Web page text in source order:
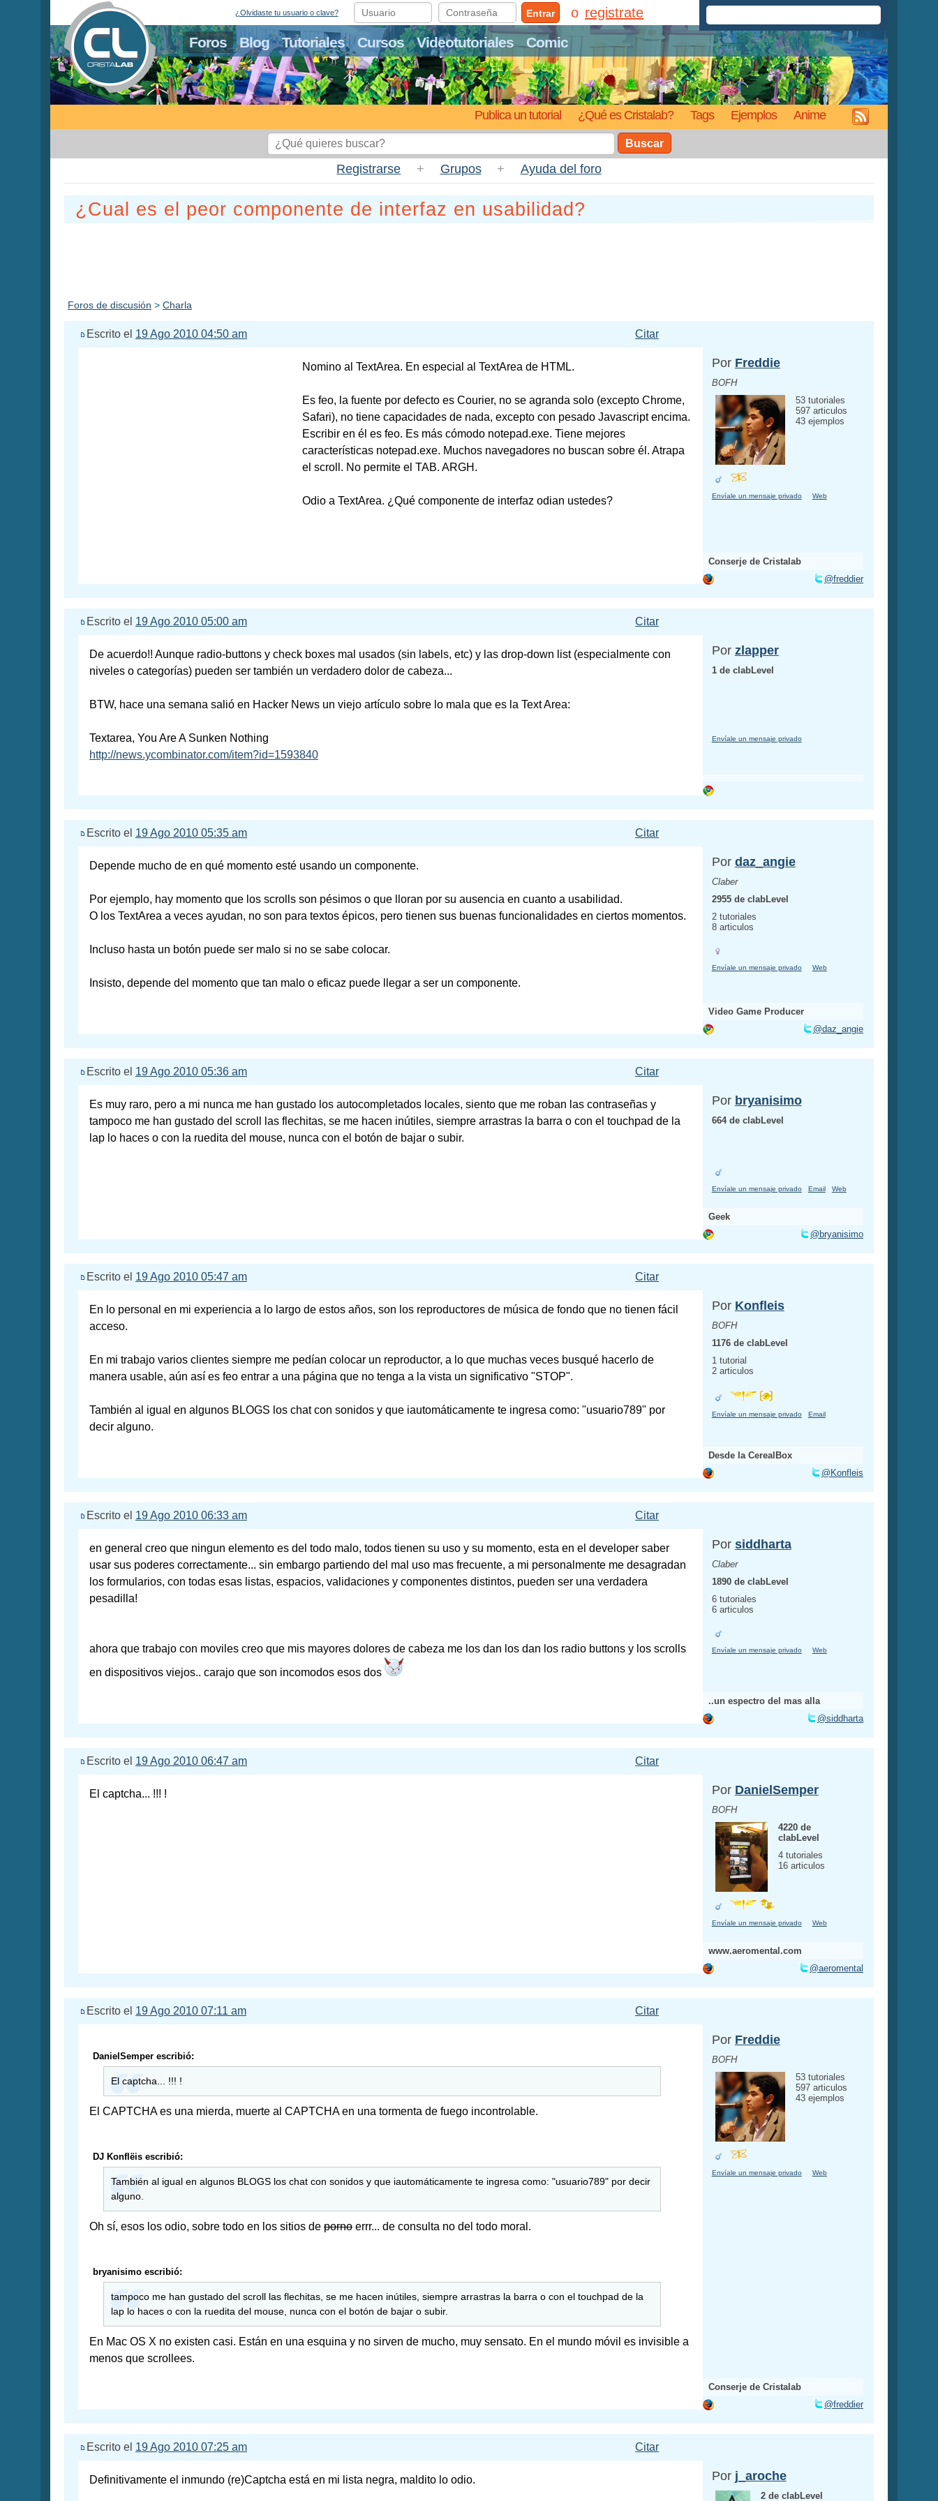
Foros Blog Tutoriales Cursos Videotutoriales Comic
Publica un tutorial ¿Qué es Cristalab? Tags Ejemplos Anime
¿Olvidaste tu usuario o clave? Entrar registrate
Buscar
Registrarse + Grupos + Ayuda del foro
¿Cual es el peor componente de interfaz en usabilidad?
Foros de discusión > Charla
Citar
Escrito el 19 Ago 2010 04:50 am
Nomino al TextArea. En especial al TextArea de HTML.
Es feo, la fuente por defecto es Courier, no se agranda solo (excepto Chrome,
Safari), no tiene capacidades de nada, excepto con pesado Javascript encima.
Escribir en él es feo. Es más cómodo notepad.exe. Tiene mejores
características notepad.exe. Muchos navegadores no buscan sobre él. Atrapa
el scroll. No permite el TAB. ARGH.
Odio a TextArea. ¿Qué componente de interfaz odian ustedes?
Por Freddie
BOFH
53 tutoriales
597 articulos
43 ejemplos
Envíale un mensaje privado Web
Conserje de Cristalab
@freddier
Citar
Escrito el 19 Ago 2010 05:00 am
De acuerdo!! Aunque radio-buttons y check boxes mal usados (sin labels, etc) y las drop-down list (especialmente con
niveles o categorías) pueden ser también un verdadero dolor de cabeza...
BTW, hace una semana salió en Hacker News un viejo artículo sobre lo mala que es la Text Area:
Textarea, You Are A Sunken Nothing
http://news.ycombinator.com/item?id=1593840
Por zlapper
1 de clabLevel
Envíale un mensaje privado
Citar
Escrito el 19 Ago 2010 05:35 am
Depende mucho de en qué momento esté usando un componente.
Por ejemplo, hay momento que los scrolls son pésimos o que lloran por su ausencia en cuanto a usabilidad.
O los TextArea a veces ayudan, no son para textos épicos, pero tienen sus buenas funcionalidades en ciertos momentos.
Incluso hasta un botón puede ser malo si no se sabe colocar.
Insisto, depende del momento que tan malo o eficaz puede llegar a ser un componente.
Por daz_angie
Claber
2955 de clabLevel
2 tutoriales
8 articulos
Envíale un mensaje privado Web
Video Game Producer
@daz_angie
Citar
Escrito el 19 Ago 2010 05:36 am
Es muy raro, pero a mi nunca me han gustado los autocompletados locales, siento que me roban las contraseñas y
tampoco me han gustado del scroll las flechitas, se me hacen inútiles, siempre arrastras la barra o con el touchpad de la
lap lo haces o con la ruedita del mouse, nunca con el botón de bajar o subir.
Por bryanisimo
664 de clabLevel
Envíale un mensaje privado Email Web
Geek
@bryanisimo
Citar
Escrito el 19 Ago 2010 05:47 am
En lo personal en mi experiencia a lo largo de estos años, son los reproductores de música de fondo que no tienen fácil
acceso.
En mi trabajo varios clientes siempre me pedían colocar un reproductor, a lo que muchas veces busqué hacerlo de
manera usable, aún así es feo entrar a una página que no tenga a la vista un significativo "STOP".
También al igual en algunos BLOGS los chat con sonidos y que iautomáticamente te ingresa como: "usuario789" por
decir alguno.
Por Konfleis
BOFH
1176 de clabLevel
1 tutorial
2 articulos
Envíale un mensaje privado Email
Desde la CerealBox
@Konfleis
Citar
Escrito el 19 Ago 2010 06:33 am
en general creo que ningun elemento es del todo malo, todos tienen su uso y su momento, esta en el developer saber
usar sus poderes correctamente... sin embargo partiendo del mal uso mas frecuente, a mi personalmente me desagradan
los formularios, con todas esas listas, espacios, validaciones y componentes distintos, pueden ser una verdadera
pesadilla!
ahora que trabajo con moviles creo que mis mayores dolores de cabeza me los dan los dan los radio buttons y los scrolls
en dispositivos viejos.. carajo que son incomodos esos dos
Por siddharta
Claber
1890 de clabLevel
6 tutoriales
6 articulos
Envíale un mensaje privado Web
..un espectro del mas alla
@siddharta
Citar
Escrito el 19 Ago 2010 06:47 am
El captcha... !!! ! Por DanielSemper
BOFH
4220 de
clabLevel
4 tutoriales
16 articulos
Envíale un mensaje privado Web
www.aeromental.com
@aeromental
Citar
Escrito el 19 Ago 2010 07:11 am
DanielSemper escribió:
El captcha... !!! !
El CAPTCHA es una mierda, muerte al CAPTCHA en una tormenta de fuego incontrolable.
DJ Konflëis escribió:
También al igual en algunos BLOGS los chat con sonidos y que iautomáticamente te ingresa como: "usuario789" por decir
alguno.
Oh sí, esos los odio, sobre todo en los sitios de porno errr... de consulta no del todo moral.
bryanisimo escribió:
tampoco me han gustado del scroll las flechitas, se me hacen inútiles, siempre arrastras la barra o con el touchpad de la
lap lo haces o con la ruedita del mouse, nunca con el botón de bajar o subir.
En Mac OS X no existen casi. Están en una esquina y no sirven de mucho, muy sensato. En el mundo móvil es invisible a
menos que scrollees.
Por Freddie
BOFH
53 tutoriales
597 articulos
43 ejemplos
Envíale un mensaje privado Web
Conserje de Cristalab
@freddier
Citar
Escrito el 19 Ago 2010 07:25 am
Definitivamente el inmundo (re)Captcha está en mi lista negra, maldito lo odio. Por j_aroche
2 de clabLevel